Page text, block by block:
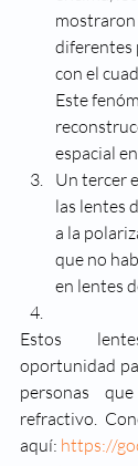
mostraron
diferentes
con el
Este
espacial
Un tercer
las lentes
a la
que no
en lentes
Estos
oportunidad
personas
refractivo.
aquí: https://